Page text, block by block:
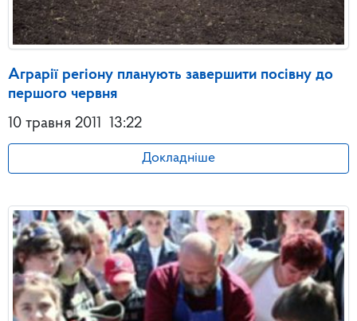
Аграрії регіону планують завершити посівну до
першого червня
10 травня 2011
13:22
Докладніше